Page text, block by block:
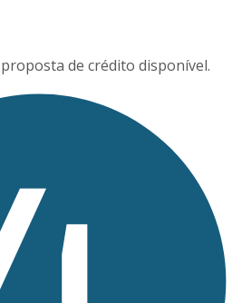
de crédito disponível.